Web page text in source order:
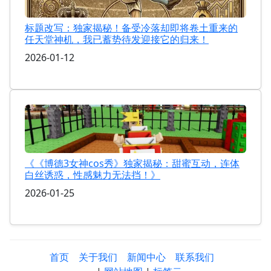
标题改写：独家揭秘！备受冷落却即将卷土重来的
任天堂神机，我已蓄势待发迎接它的归来！
2026-01-12
《《博德3女神cos秀》独家揭秘：甜蜜互动，连体
白丝诱惑，性感魅力无法挡！》
2026-01-25
首页 关于我们 新闻中心
联系我们